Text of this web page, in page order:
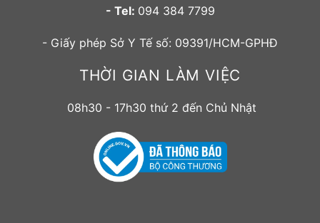
- Tel: 094 384 7799
- Giấy phép Sở Y Tế số: 09391/HCM-GPHĐ
THỜI GIAN LÀM VIỆC
08h30 - 17h30 thứ 2 đến Chủ Nhật